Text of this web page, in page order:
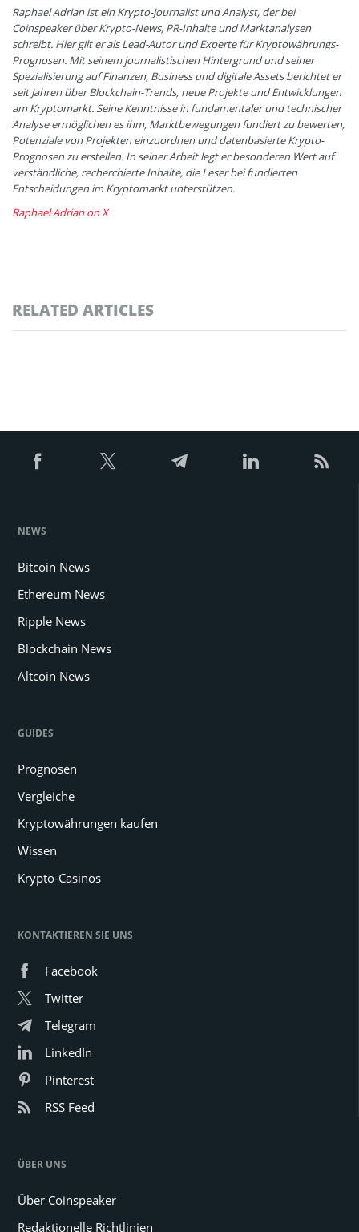
Raphael Adrian ist ein Krypto-Journalist und Analyst, der bei
Coinspeaker über Krypto-News, PR-Inhalte und Marktanalysen
schreibt. Hier gilt er als Lead-Autor und Experte für Kryptowährungs-
Prognosen. Mit seinem journalistischen Hintergrund und seiner
Spezialisierung auf Finanzen, Business und digitale Assets berichtet er
seit Jahren über Blockchain-Trends, neue Projekte und Entwicklungen
am Kryptomarkt. Seine Kenntnisse in fundamentaler und technischer
Analyse ermöglichen es ihm, Marktbewegungen fundiert zu bewerten,
Potenziale von Projekten einzuordnen und datenbasierte Krypto-
Prognosen zu erstellen. In seiner Arbeit legt er besonderen Wert auf
verständliche, recherchierte Inhalte, die Leser bei fundierten
Entscheidungen im Kryptomarkt unterstützen.
Raphael Adrian on X
RELATED ARTICLES
NEWS
Bitcoin News
Ethereum News
Ripple News
Blockchain News
Altcoin News
GUIDES
Prognosen
Vergleiche
Kryptowährungen kaufen
Wissen
Krypto-Casinos
KONTAKTIEREN SIE UNS
Facebook
Twitter
Telegram
LinkedIn
Pinterest
RSS Feed
ÜBER UNS
Über Coinspeaker
Redaktionelle Richtlinien